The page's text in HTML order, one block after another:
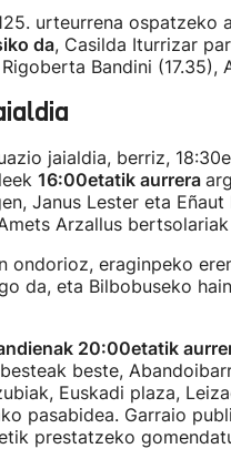
urteurrena ospatzeko
da, Casilda Iturrizar
Rigoberta Bandini
jaialdia, berriz,
16:00etatik aurrera
Janus Lester eta
Arzallus bertsolariak
ondorioz, eraginpeko
da, eta Bilbobuseko
20:00etatik
beste,
Euskadi plaza,
pasabidea. Garraio
prestatzeko